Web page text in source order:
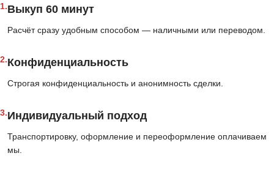
1.Выкуп 60 минут
Расчёт сразу удобным способом — наличными или переводом.
2.Конфиденциальность
Строгая конфиденциальность и анонимность сделки.
3.Индивидуальный подход
Транспортировку, оформление и переоформление оплачиваем
мы.